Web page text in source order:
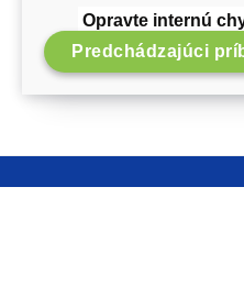
Opravte internú
svoje webové
Predchádzajúci